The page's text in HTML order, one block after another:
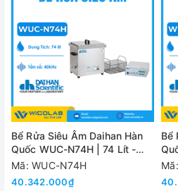
Công suất siêu âm HF-Peak
Cài đặt thời gian
Kích thước
(WxDxH)
Bên trong
Đóng gói
Bể Rửa Siêu Âm Daihan Hàn
Quốc WUC-N74H | 74 Lít -
Màn Hình LCD
Mã: WUC-N74H
40.342.000₫
Bể